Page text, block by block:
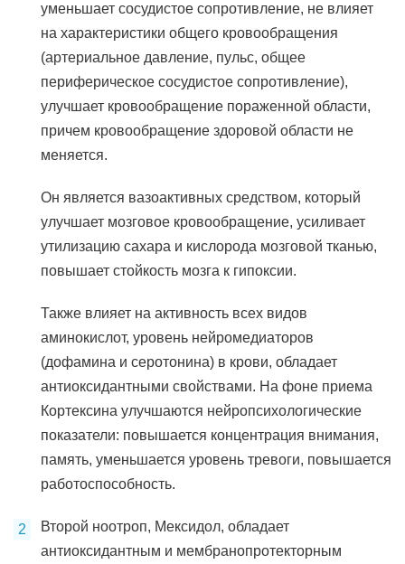
уменьшает сосудистое сопротивление, не влияет
на характеристики общего кровообращения
(артериальное давление, пульс, общее
периферическое сосудистое сопротивление),
улучшает кровообращение пораженной области,
причем кровообращение здоровой области не
меняется.
Он является вазоактивных средством, который
улучшает мозговое кровообращение, усиливает
утилизацию сахара и кислорода мозговой тканью,
повышает стойкость мозга к гипоксии.
Также влияет на активность всех видов
аминокислот, уровень нейромедиаторов
(дофамина и серотонина) в крови, обладает
антиоксидантными свойствами. На фоне приема
Кортексина улучшаются нейропсихологические
показатели: повышается концентрация внимания,
память, уменьшается уровень тревоги, повышается
работоспособность.
Второй ноотроп, Мексидол, обладает
антиоксидантным и мембранопротекторным